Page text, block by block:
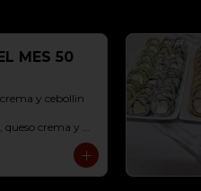
MES 50
y cebollin
crema y
crema y